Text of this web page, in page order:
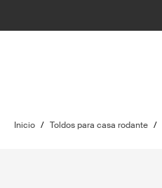
Inicio / Toldos para casa rodante /